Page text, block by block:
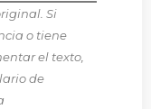
Si
o tiene
el texto,
de